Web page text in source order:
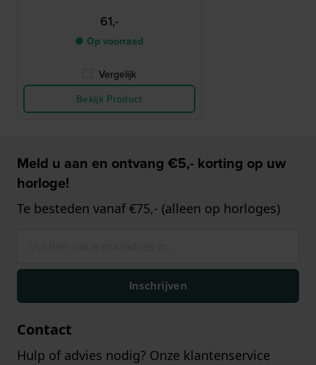
61,-
● Op voorraad
Vergelijk
Bekijk Product
Meld u aan en ontvang €5,- korting op uw
horloge!
Te besteden vanaf €75,- (alleen op horloges)
Inschrijven
Contact
Hulp of advies nodig? Onze klantenservice